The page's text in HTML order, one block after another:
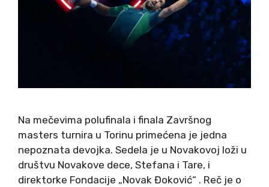
Na mečevima polufinala i finala Završnog
masters turnira u Torinu primećena je jedna
nepoznata devojka. Sedela je u Novakovoj loži u
društvu Novakove dece, Stefana i Tare, i
direktorke Fondacije „Novak Đoković“ . Reč je o